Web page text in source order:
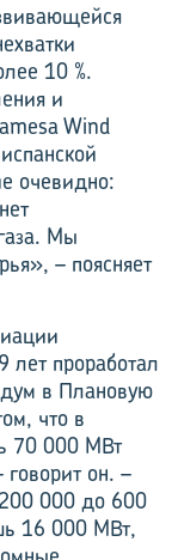
10 %.
и
Wind
очевидно:
Мы
– поясняет
лет проработал
в Плановую
что в
70 000 МВт
говорит он. –
000 до 600
16 000 МВт,